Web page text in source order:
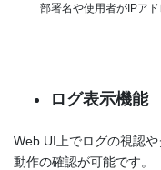
部署名や使用者がIPア
ログ表示機能
Web UI上でログの視認
動作の確認が可能です。